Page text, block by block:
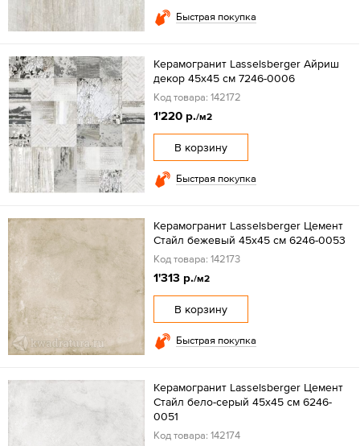
Быстрая покупка
Керамогранит Lasselsberger Айриш
декор 45х45 см 7246-0006
Код товара: 142172
1'220 р./м2
В корзину
Быстрая покупка
Керамогранит Lasselsberger Цемент
Стайл бежевый 45х45 см 6246-0053
Код товара: 142173
1'313 р./м2
В корзину
Быстрая покупка
Керамогранит Lasselsberger Цемент
Стайл бело-серый 45х45 см 6246-
0051
Код товара: 142174